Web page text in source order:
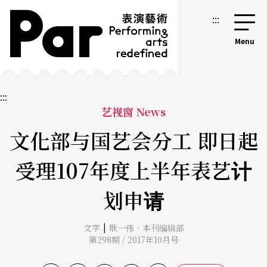
跳到主要内容区块
网站导览 :::
:::
艺视窗 News
文化部与国艺会分工 即日起
受理107年度上半年表艺计
划申请
文字 | 耿一伟 、 本刊编辑部
第298期 / 2017年10月号